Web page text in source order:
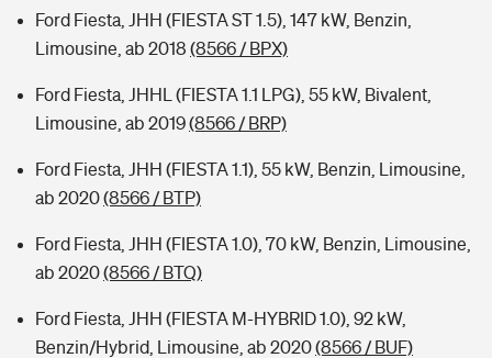
Ford Fiesta, JHH (FIESTA ST 1.5), 147 kW, Benzin,
Limousine, ab 2018 (8566 / BPX)
Ford Fiesta, JHHL (FIESTA 1.1 LPG), 55 kW, Bivalent,
Limousine, ab 2019(8566 / BRP)
Ford Fiesta, JHH (FIESTA 1.1), 55 kW, Benzin, Limousine,
ab 2020(8566 / BTP)
Ford Fiesta, JHH (FIESTA 1.0), 70 kW, Benzin, Limousine,
ab 2020(8566 / BTQ)
Ford Fiesta, JHH (FIESTA M-HYBRID 1.0), 92 kW,
Benzin/Hybrid, Limousine, ab 2020(8566 / BUF)